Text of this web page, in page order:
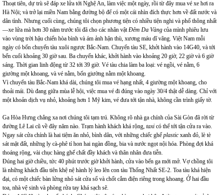
Thoạt tiên, dự trù sẽ đáp xe lửa tới Nghệ An, làm việc một ngày, rồi từ đây mua vé xe hơi ra
Hà Nội; và trở lại miền Nam bằng đường bộ để có một cái nhìn đích thực hơn về đất nước và
dân tình. Nhưng cuối cùng, chúng tôi chọn phương tiện có nhiều tiện nghi và phố thông nhất
—xe lửa mà hơn 30 năm trước tôi đã cho các nhân vậtĐêm Da Vàng của mình phiêu lưu
vào vùng trời hậu chiến hòa bình và ám ảnh hận thù, xương máu dĩ vãng. Việt Nam mỗi
ngày có bốn chuyến tàu xuôi ngược Bắc-Nam. Chuyến tàu SE, khởi hành vào 14G40, và tới
bến cuối khoảng 30 giờ sau. Ba chuyến khác, khởi hành vào khoảng 20 giờ, 22 giờ và 6 giờ
sáng. Thời gian linh động từ 32 tới 39 giờ. Vé tàu chia làm ba loại: vé ngồi, vé nằm, 6
giường một khoang, và vé nằm, bốn giường nằm một khoang.
Vì chuyến tàu Bắc-Nam khá dài, chúng tôi mua vé hạng nhất, 4 giường một khoang, cho
thoải mái. Dù đang giữa mùa lễ hội, việc mua vé đi đúng vào ngày 30/4 thật dễ dàng. Chỉ với
một khoản dịch vụ nhỏ, khoảng hơn 1 Mỹ kim, vé đưa tới tận nhà, không cần trình giấy tờ.
Ga Hòa Hưng chẳng xa nơi chúng tôi tạm trú. Không rõ nhà ga chính của Sài Gòn đã rời từ
đường Lê Lai cũ về đây năm nào. Trạm hành khách khá rộng, taxi có thể tới tận cửa ra vào.
Ngay sát cửa chính là hai tiệm ăn nhỏ, bình dân, với những chiếc ghế plasticxanh đỏ, lè tè
sát mặt đất, những ly cà-phê tí hon hai ngàn đồng, bia và nước ngọt nội hóa. Phòng đợi khá
thoáng rộng, vài chục hàng ghế chất đầy khách và thân nhân đưa tiễn.
Đúng hai giờ chiều, tức 40 phút trước giờ khởi hành, cửa vào bến ga mới mở. Vợ chồng tôi
là những khách đầu tiên khệ nệ hành lý leo lên con tàu Thống Nhất SE-2. Toa tàu khá hiện
đại, có một chiếc bàn lửng nhỏ sát cửa sổ và chốt cắm điện riêng trong khoang. Ở hai đầu
toa, nhà vệ sinh và phòng rửa tay khá sạch sẽ.